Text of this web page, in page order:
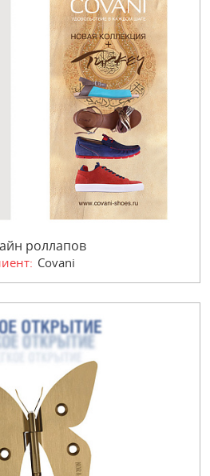
роллапов
Covani